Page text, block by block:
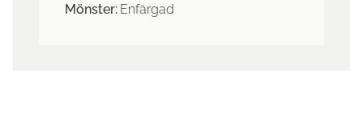
Mönster: Enfärgad